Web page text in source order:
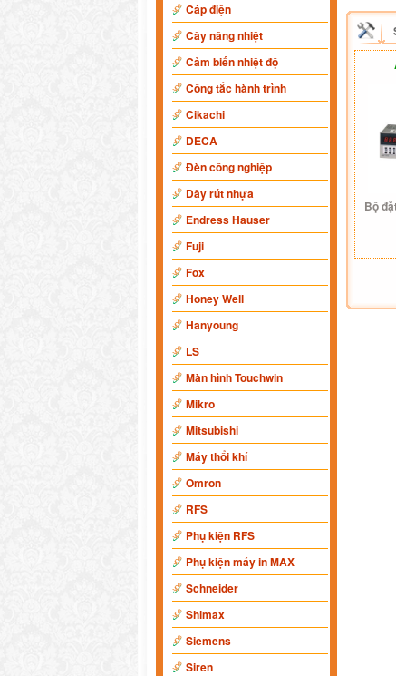
Cáp điện
Cây nâng nhiệt
Cảm biến nhiệt độ
Công tắc hành trình
Cikachi
DECA
Đèn công nghiệp
Dây rút nhựa
Endress Hauser
Fuji
Fox
Honey Well
Hanyoung
LS
Màn hình Touchwin
Mikro
Mitsubishi
Máy thổi khí
Omron
RFS
Phụ kiện RFS
Phụ kiện máy in MAX
Schneider
Shimax
Siemens
Siren
Bộ